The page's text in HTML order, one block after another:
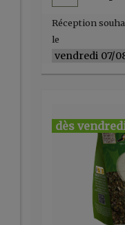
Réception
le
dès